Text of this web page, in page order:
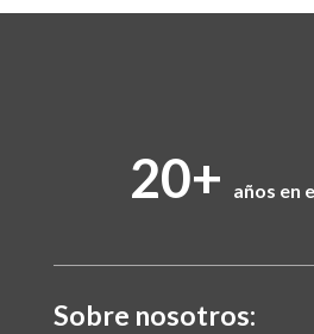
20+ años en
Sobre nosotros: